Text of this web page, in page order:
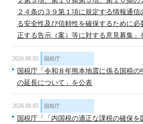
２４条の３９第１項に規定する情報通信
る安全性及び信頼性を確保するために必
正する告示（案）等に対する意見募集」
2026.08.05 国税庁
国税庁「令和８年熊本地震に係る国税の
の延長について」を公表
2026.08.05 国税庁
国税庁「「内国税の適正な課税の確保を